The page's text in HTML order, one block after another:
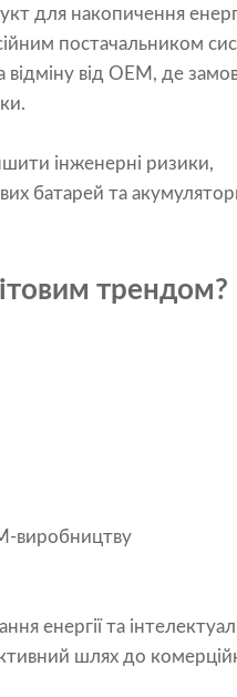
для накопичення
постачальником
відміну від OEM, де
інженерні ризики,
батарей та
трендом?
виробництву
енергії та
шлях до